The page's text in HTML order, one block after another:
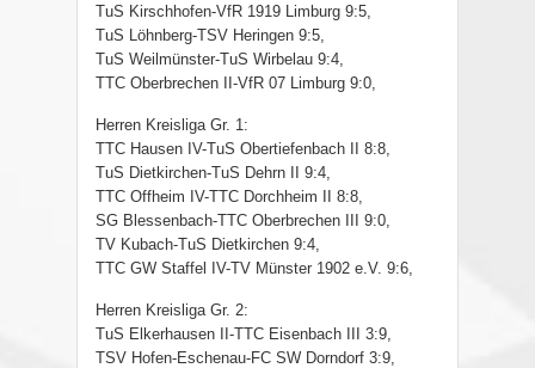
TuS Kirschhofen-VfR 1919 Limburg 9:5,
TuS Löhnberg-TSV Heringen 9:5,
TuS Weilmünster-TuS Wirbelau 9:4,
TTC Oberbrechen II-VfR 07 Limburg 9:0,
Herren Kreisliga Gr. 1:
TTC Hausen IV-TuS Obertiefenbach II 8:8,
TuS Dietkirchen-TuS Dehrn II 9:4,
TTC Offheim IV-TTC Dorchheim II 8:8,
SG Blessenbach-TTC Oberbrechen III 9:0,
TV Kubach-TuS Dietkirchen 9:4,
TTC GW Staffel IV-TV Münster 1902 e.V. 9:6,
Herren Kreisliga Gr. 2:
TuS Elkerhausen II-TTC Eisenbach III 3:9,
TSV Hofen-Eschenau-FC SW Dorndorf 3:9,